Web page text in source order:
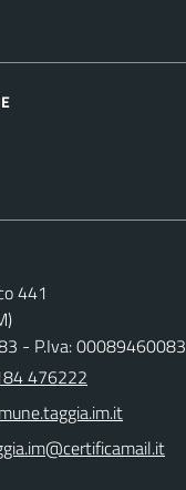
441
- P.Iva: 00089460083
476222